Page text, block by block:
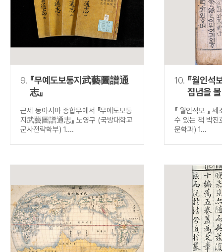
9. 『무예도보통지武藝圖譜通
志』
근세 동아시아 종합무예서 『무예도보통
지武藝圖譜通志』 노영구 (국방대학교
군사전략학부) 1....
10. 『월인석
집념을
『 월인석보 』
수 있는 책 박진
문학과) 1...